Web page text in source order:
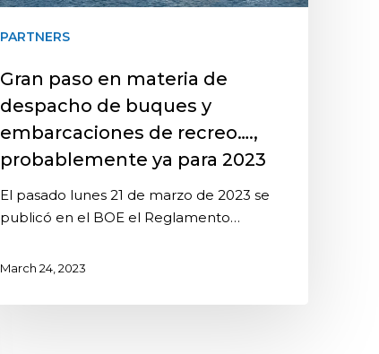
PARTNERS
Gran paso en materia de
despacho de buques y
embarcaciones de recreo….,
probablemente ya para 2023
El pasado lunes 21 de marzo de 2023 se
publicó en el BOE el Reglamento…
March 24, 2023